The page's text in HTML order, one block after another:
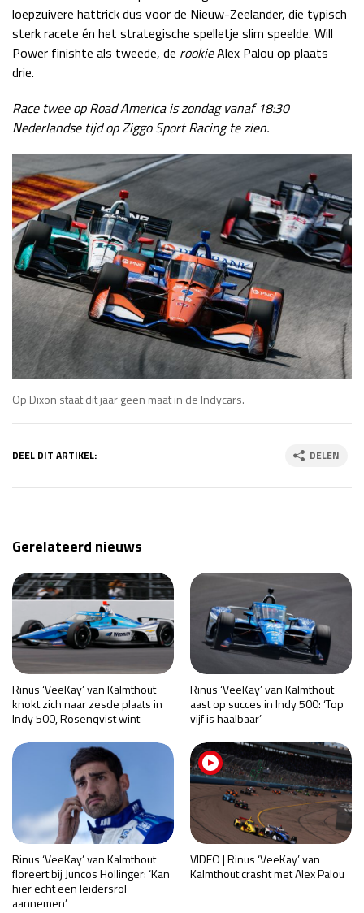
loepzuivere hattrick dus voor de Nieuw-Zeelander, die typisch
sterk racete én het strategische spelletje slim speelde. Will
Power finishte als tweede, de rookieAlex Palou op plaats
drie.
Race twee op Road America is zondag vanaf 18:30
Nederlandse tijd op Ziggo Sport Racing te zien.
Op Dixon staat dit jaar geen maat in de Indycars.
DEEL DIT ARTIKEL: DELEN
Gerelateerd nieuws
Rinus ‘VeeKay’ van Kalmthout
knokt zich naar zesde plaats in
Indy 500, Rosenqvist wint
Rinus ‘VeeKay’ van Kalmthout
aast op succes in Indy 500: ‘Top
vijf is haalbaar’
Rinus ‘VeeKay’ van Kalmthout
floreert bij Juncos Hollinger: ‘Kan
hier echt een leidersrol
aannemen’
VIDEO | Rinus ‘VeeKay’ van
Kalmthout crasht met Alex Palou